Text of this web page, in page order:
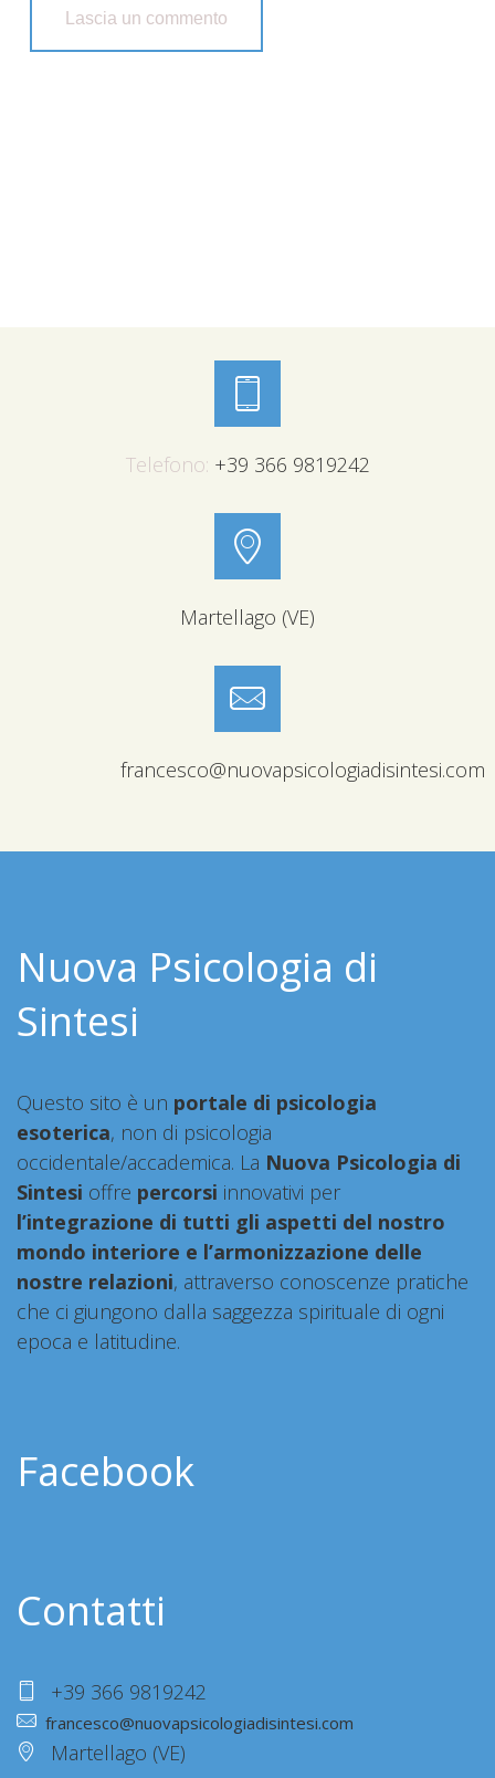
Telefono: +39 366 9819242
Martellago (VE)
francesco@nuovapsicologiadisintesi.com
Nuova Psicologia di
Sintesi
Questo sito è un portale di psicologia
esoterica, non di psicologia
occidentale/accademica. La Nuova Psicologia di
Sintesi offre percorsi innovativi per
l’integrazione di tutti gli aspetti del nostro
mondo interiore e l’armonizzazione delle
nostre relazioni, attraverso conoscenze pratiche
che ci giungono dalla saggezza spirituale di ogni
epoca e latitudine.
Facebook
Contatti
+39 366 9819242
francesco@nuovapsicologiadisintesi.com
Martellago (VE)